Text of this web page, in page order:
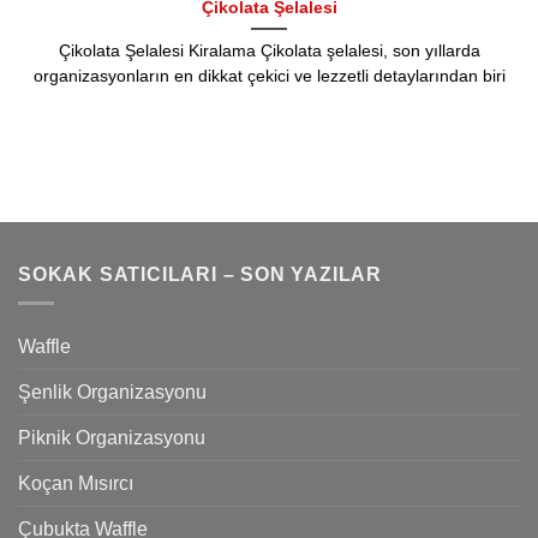
Çikolata Şelalesi
Çikolata Şelalesi Kiralama Çikolata şelalesi, son yıllarda
organizasyonların en dikkat çekici ve lezzetli detaylarından biri
SOKAK SATICILARI – SON YAZILAR
Waffle
Şenlik Organizasyonu
Piknik Organizasyonu
Koçan Mısırcı
Çubukta Waffle